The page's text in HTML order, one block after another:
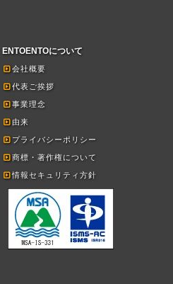
ENTOENTOについて
会社概要
代表ご挨拶
事業理念
由来
プライバシーポリシー
商標・著作権について
情報セキュリティ方針